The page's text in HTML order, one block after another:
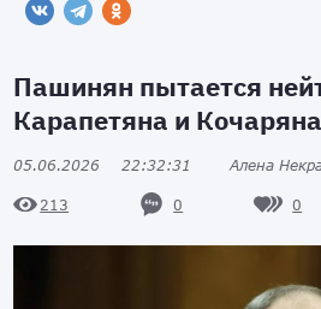
Пашинян пытается
Карапетяна и Кочаряна
05.06.2026 22:32:31 Алена
213 0 0